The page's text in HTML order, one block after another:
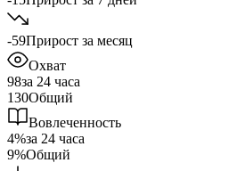
-59Прирост за месяц
Охват
98за 24 часа
130Общий
Вовлеченность
4%за 24 часа
9%Общий